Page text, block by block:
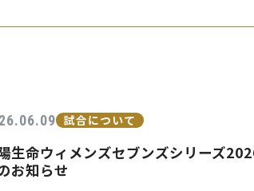
試合について
生命ウィメンズセブンズシリーズ
お知らせ